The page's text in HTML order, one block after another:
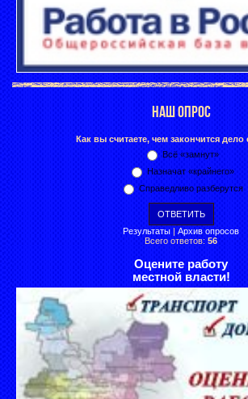
НАШ ОПРОС
Как вы считаете, чем закончится дело
Всё «замнут»
Назначат «крайнего»
Справедливо разберутся
Результаты | Архив опросов
Всего ответов: 56
Оцените работу
местной власти!